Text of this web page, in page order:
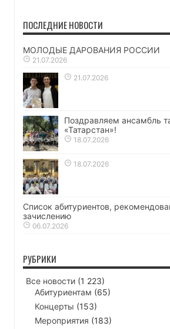
ПОСЛЕДНИЕ НОВОСТИ
МОЛОДЫЕ ДАРОВАНИЯ РОССИИ
21.07.2026
21.07.2026
Поздравляем ансамбль
«Татарстан»!
18.07.2026
18.07.2026
Список абитуриентов,
зачислению
06.07.2026
РУБРИКИ
Все новости (1 223)
Абитуриентам (65)
Концерты (153)
Мероприятия (183)